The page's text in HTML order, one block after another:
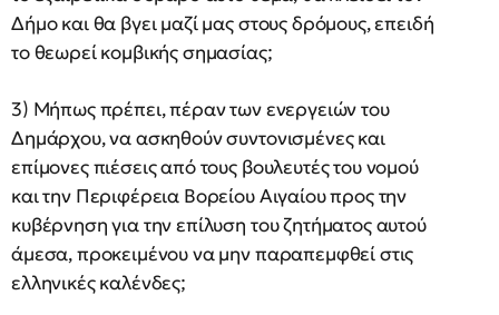
Δήμο και θα βγει μαζί μας στους δρόμους, επειδή
το θεωρεί κομβικής σημασίας;
3) Μήπως πρέπει, πέραν των ενεργειών του
Δημάρχου, να ασκηθούν συντονισμένες και
επίμονες πιέσεις από τους βουλευτές του νομού
και την Περιφέρεια Βορείου Αιγαίου προς την
κυβέρνηση για την επίλυση του ζητήματος αυτού
άμεσα, προκειμένου να μην παραπεμφθεί στις
ελληνικές καλένδες;